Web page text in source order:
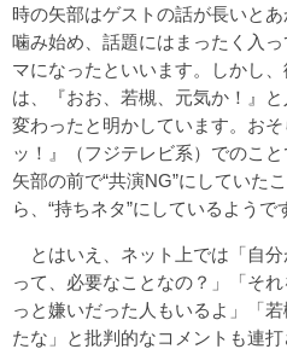
時の矢部はゲストの話が長いと
噛み始め、話題にはまったく入
マになったといいます。しかし
は、『おお、若槻、元気か！』
変わったと明かしています。お
ッ！』（フジテレビ系）でのこ
矢部の前で“共演NG”にしていた
ら、“持ちネタ”にしているようで
とはいえ、ネット上では「自分
って、必要なことなの？」「そ
っと嫌いだった人もいるよ」「
たな」と批判的なコメントも連